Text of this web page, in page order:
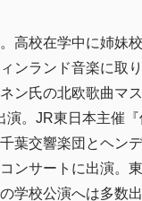
高校在学中に姉妹
ンランド音楽に取
ン氏の北欧歌曲マ
。JR東日本主催
交響楽団とヘン
ンサートに出演。
学校公演へは多数